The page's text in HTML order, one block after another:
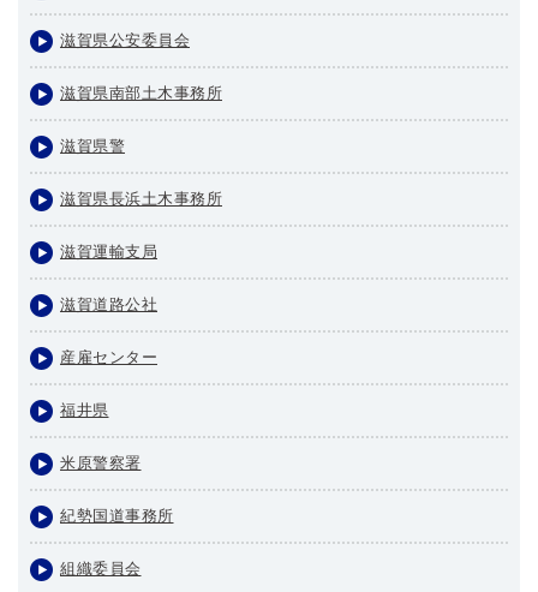
滋賀県公安委員会
滋賀県南部土木事務所
滋賀県警
滋賀県長浜土木事務所
滋賀運輸支局
滋賀道路公社
産雇センター
福井県
米原警察署
紀勢国道事務所
組織委員会